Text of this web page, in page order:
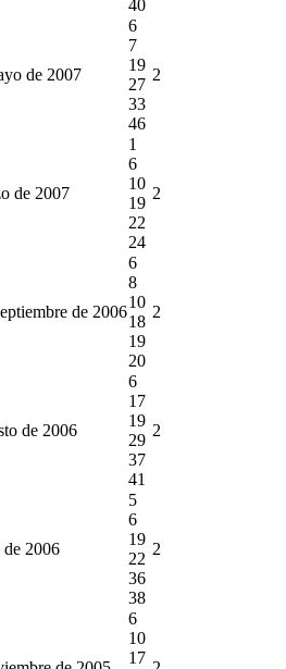
40
de 2007
6
7
19
27
33
46
2
de 2007
1
6
10
19
22
24
2
de 2006
6
8
10
18
19
20
2
de 2006
6
17
19
29
37
41
2
2006
5
6
19
22
36
38
2
6
10
17